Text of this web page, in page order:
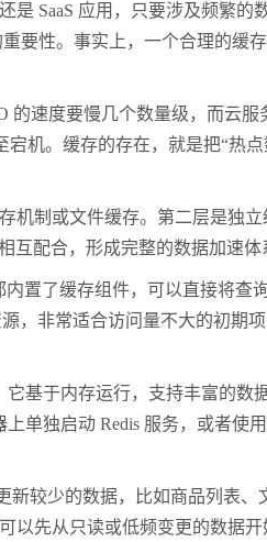
SaaS 应用，只要涉及频繁的
要性。事实上，一个合理的缓
速度要慢几个数量级，而云服
机。缓存的存在，就是把“热
制或文件缓存。第二层是独立
互配合，形成完整的数据加速体
置了缓存组件，可以直接将查
，非常适合访问量不大的初期
基于内存运行，支持丰富的数
单独启动 Redis 服务，或者使
较少的数据，比如商品列表、
先从只读或低频变更的数据开